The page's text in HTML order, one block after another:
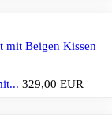
329,00 EUR